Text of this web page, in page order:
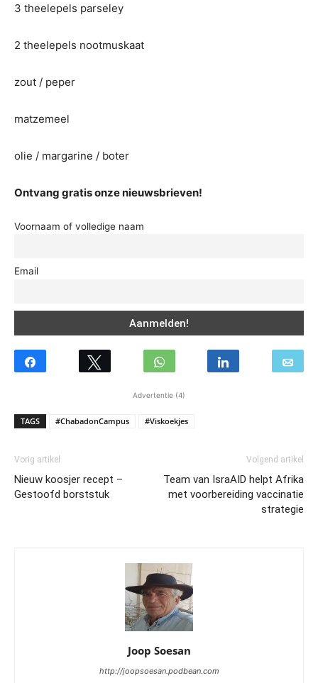
3 theelepels parseley
2 theelepels nootmuskaat
zout / peper
matzemeel
olie / margarine / boter
Ontvang gratis onze nieuwsbrieven!
Voornaam of volledige naam
Email
Advertentie (4)
TAGS #ChabadonCampus #Viskoekjes
Vorig artikel
Nieuw koosjer recept –
Gestoofd borststuk
Volgend artikel
Team van IsraAID helpt Afrika
met voorbereiding vaccinatie
strategie
Joop Soesan
http://joopsoesan.podbean.com